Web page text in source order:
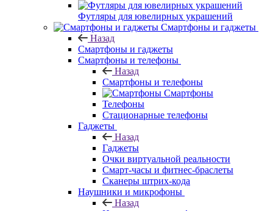
Футляры для ювелирных украшений
Смартфоны и гаджеты
Назад
Смартфоны и гаджеты
Смартфоны и телефоны
Назад
Смартфоны и телефоны
Смартфоны
Телефоны
Стационарные телефоны
Гаджеты
Назад
Гаджеты
Очки виртуальной реальности
Смарт-часы и фитнес-браслеты
Сканеры штрих-кода
Наушники и микрофоны
Назад